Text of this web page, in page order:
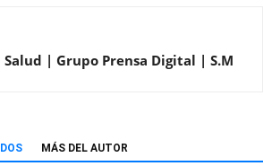
Salud | Grupo Prensa Digital | S.M
MÁS DEL AUTOR